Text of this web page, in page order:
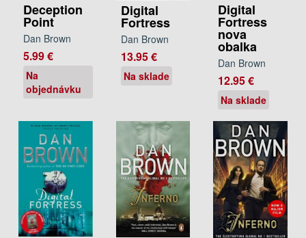
Deception
Point
Dan Brown
5.99 €
Na
objednávku
Digital
Fortress
Dan Brown
13.95 €
Na sklade
Digital
Fortress
nova
obalka
Dan Brown
12.95 €
Na sklade